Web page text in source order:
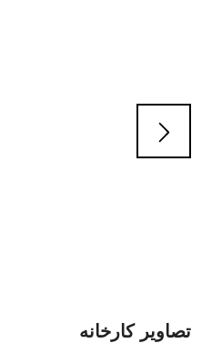
تصاویر کارخانه